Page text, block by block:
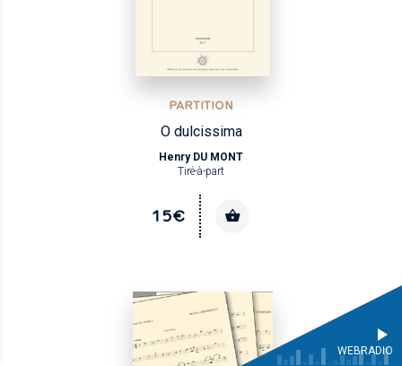
PARTITION
O dulcissima
Henry DU MONT
Tiré-à-part
15€
WEBRADIO